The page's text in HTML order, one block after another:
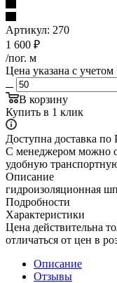
Артикул: 270
1 600 ₽
/пог. м
Цена указана с
В корзину
Купить в 1 клик
Доступна доставка по
С менеджером можно
удобную
Описание
гидроизоляционная
Подробности
Характеристики
Цена действительна
отличаться от цен в
Описание
Отзывы